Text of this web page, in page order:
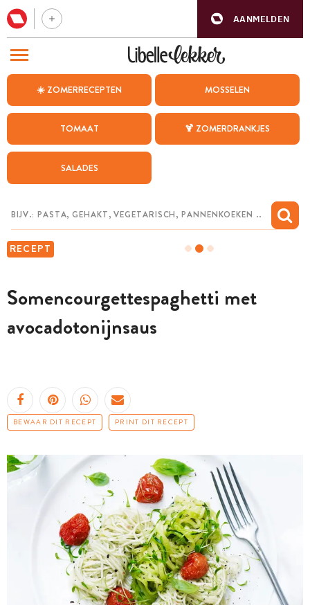
AANMELDEN
☀️ ZOMERRECEPTEN MOSSELEN
TOMAAT 🍹 ZOMERDRANKJES
SALADES
RECEPT
Somencourgettespaghetti met
avocadotonijnsaus
BEWAAR DIT RECEPT PRINT DIT RECEPT
BEZOEK ONZE ANDERE WEBSITES
WEEKMENU
CHAT MET MAIA
MIJN BEWAARDE RECEPTEN